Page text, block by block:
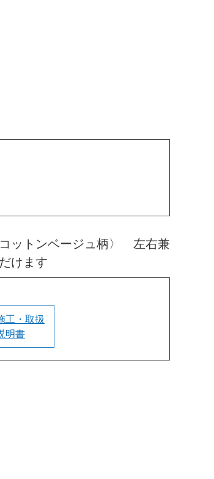
トンベージュ柄〉 左右兼
けます
工・取扱
明書